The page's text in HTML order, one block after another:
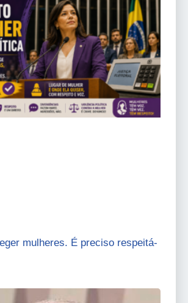
mulheres. É preciso respeitá-